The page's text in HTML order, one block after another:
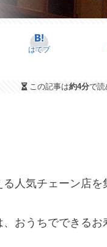
はてブ
この記事は約4分で読
人気チェーン店を
おうちでできるお